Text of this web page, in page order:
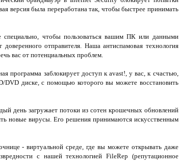
версия была переработана так, чтобы быстрее принимать
специально, чтобы пользоваться вашим ПК или данными
отправителя. Наша антиспамовая технология
вас от потенциальных проблем.
программа заблокирует доступ к avast!, у вас, к счастью,
DVD диске, с помощью которого вы можете восстановить
день загружает потоки из сотен крошечных обновлений
новые вирусы. Его решения принимаются искусственным
- виртуальной среде, где вы можете открывать даже
с нашей технологией FileRep (репутационное